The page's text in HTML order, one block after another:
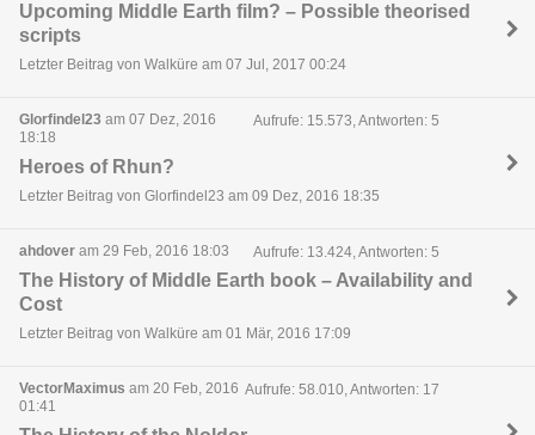
Upcoming Middle Earth film? – Possible theorised
scripts
Letzter Beitrag von Walküre am 07 Jul, 2017 00:24
Glorfindel23 am 07 Dez, 2016
18:18
Aufrufe: 15.573, Antworten: 5
Heroes of Rhun?
Letzter Beitrag von Glorfindel23 am 09 Dez, 2016 18:35
ahdover am 29 Feb, 2016 18:03 Aufrufe: 13.424, Antworten: 5
The History of Middle Earth book – Availability and
Cost
Letzter Beitrag von Walküre am 01 Mär, 2016 17:09
VectorMaximus am 20 Feb, 2016
01:41
Aufrufe: 58.010, Antworten: 17